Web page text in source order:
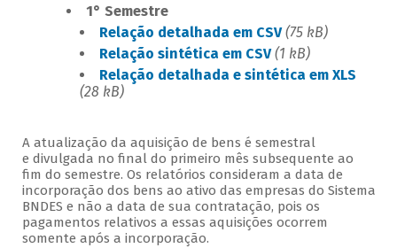
1° Semestre
Relação detalhada em CSV (75 kB)
Relação sintética em CSV (1 kB)
Relação detalhada e sintética em XLS
(28 kB)
A atualização da aquisição de bens é semestral
e divulgada no final do primeiro mês subsequente ao
fim do semestre. Os relatórios consideram a data de
incorporação dos bens ao ativo das empresas do Sistema
BNDES e não a data de sua contratação, pois os
pagamentos relativos a essas aquisições ocorrem
somente após a incorporação.